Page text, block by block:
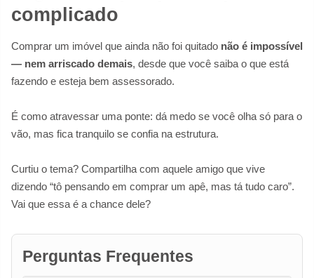
complicado
Comprar um imóvel que ainda não foi quitado não é impossível
— nem arriscado demais, desde que você saiba o que está
fazendo e esteja bem assessorado.
É como atravessar uma ponte: dá medo se você olha só para o
vão, mas fica tranquilo se confia na estrutura.
Curtiu o tema? Compartilha com aquele amigo que vive
dizendo “tô pensando em comprar um apê, mas tá tudo caro”.
Vai que essa é a chance dele?
Perguntas Frequentes